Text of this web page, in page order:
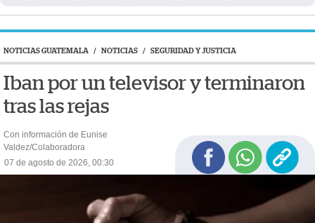
NOTICIAS GUATEMALA / NOTICIAS / SEGURIDAD Y JUSTICIA
Iban por un televisor y terminaron
tras las rejas
Con información de Eunise
Valdez/Colaboradora
07 de agosto de 2026, 00:30